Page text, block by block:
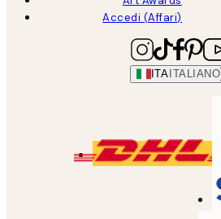
Accedi (Affari)
ITA ITALIANO